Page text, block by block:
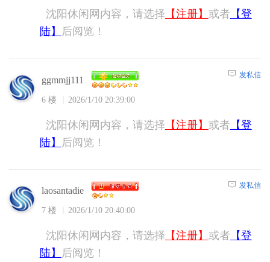
沈阳休闲网内容，请选择 【注册】 或者 【登
陆】
后阅览！
ggmmjj111
6 楼 2026/1/10 20:39:00
发私信
沈阳休闲网内容，请选择 【注册】 或者 【登
陆】
后阅览！
laosantadie
7 楼 2026/1/10 20:40:00
发私信
沈阳休闲网内容，请选择 【注册】 或者 【登
陆】
后阅览！